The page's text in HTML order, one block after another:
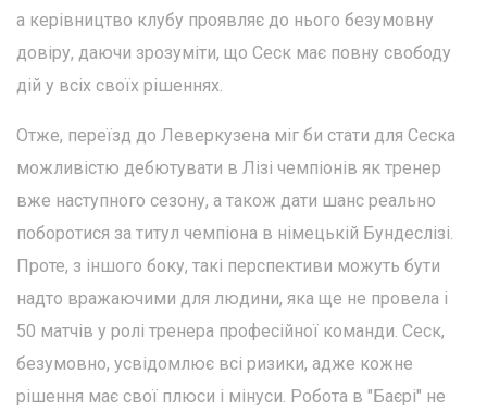
а керівництво клубу проявляє до нього безумовну
довіру, даючи зрозуміти, що Сеск має повну свободу
дій у всіх своїх рішеннях.
Отже, переїзд до Леверкузена міг би стати для Сеска
можливістю дебютувати в Лізі чемпіонів як тренер
вже наступного сезону, а також дати шанс реально
поборотися за титул чемпіона в німецькій Бундеслізі.
Проте, з іншого боку, такі перспективи можуть бути
надто вражаючими для людини, яка ще не провела і
50 матчів у ролі тренера професійної команди. Сеск,
безумовно, усвідомлює всі ризики, адже кожне
рішення має свої плюси і мінуси. Робота в "Баєрі" не